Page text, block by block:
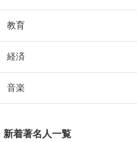
教育
経済
音楽
新着著名人一覧